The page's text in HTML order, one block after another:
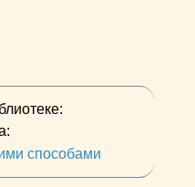
способами